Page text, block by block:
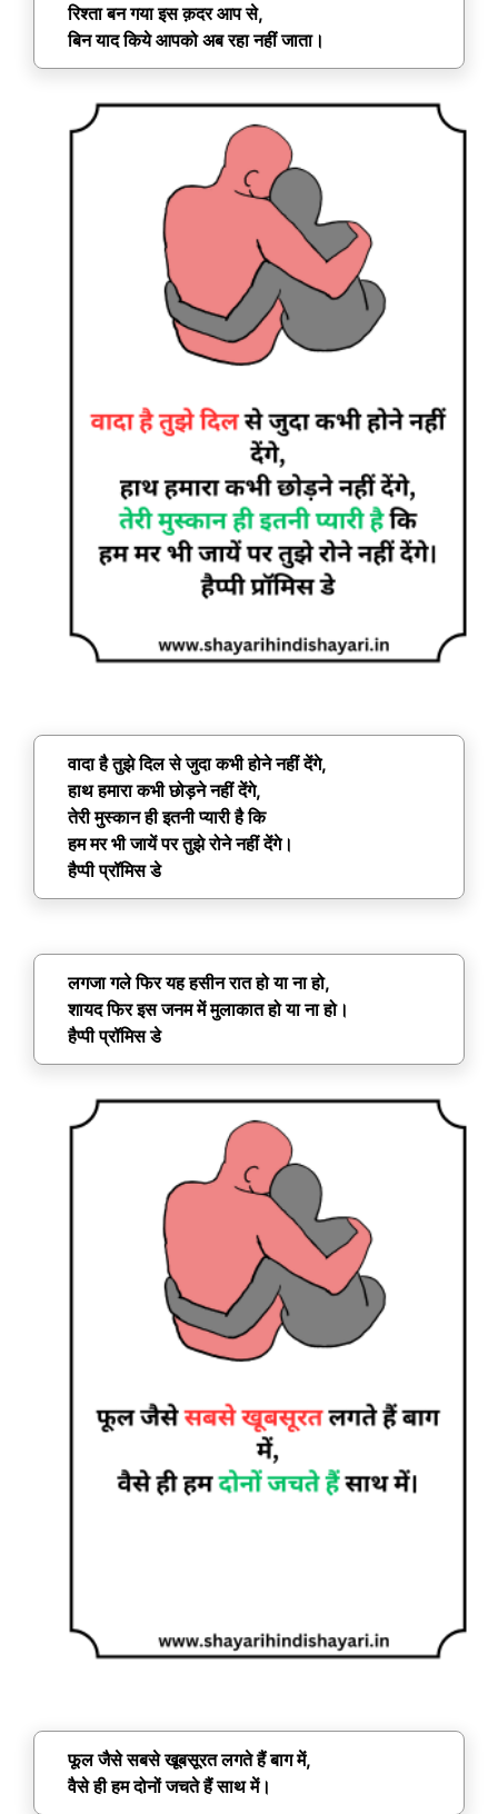
रिश्ता बन गया इस क़दर आप से,
बिन याद किये आपको अब रहा नहीं जाता।
वादा है तुझे दिल से जुदा कभी होने नहीं देंगे,
हाथ हमारा कभी छोड़ने नहीं देंगे,
तेरी मुस्कान ही इतनी प्यारी है कि
हम मर भी जायें पर तुझे रोने नहीं देंगे।
हैप्पी प्रॉमिस डे
लगजा गले फिर यह हसीन रात हो या ना हो,
शायद फिर इस जनम में मुलाकात हो या ना हो।
हैप्पी प्रॉमिस डे
फूल जैसे सबसे खूबसूरत लगते हैं बाग में,
वैसे ही हम दोनों जचते हैं साथ में।